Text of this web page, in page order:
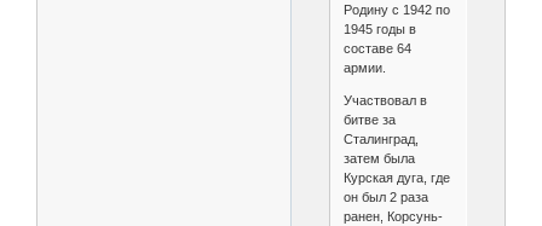
Родину с 1942 по
1945 годы в
составе 64
армии.
Участвовал в
битве за
Сталинград,
затем была
Курская дуга, где
он был 2 раза
ранен, Корсунь-